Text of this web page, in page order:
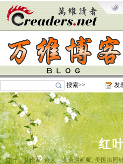
搜索>> 发
红
红叶，女作家, 诗人，业余漫画师, 美国执照